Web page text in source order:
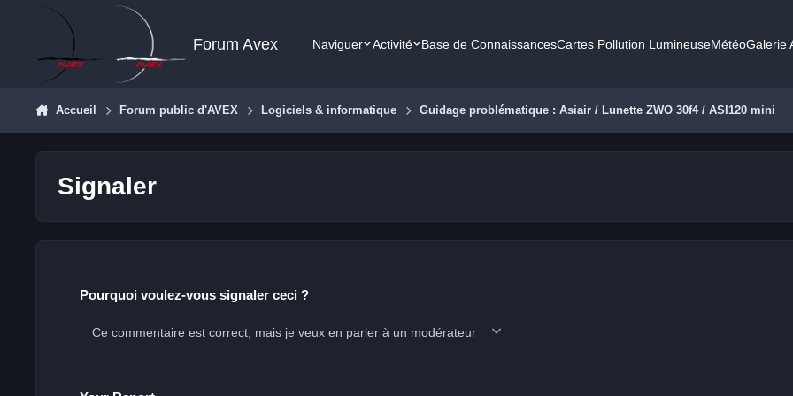
Aller au contenu
Forum Avex Naviguer Activité Base de ConnaissancesCartes Pollution LumineuseMétéoGalerie
Accueil Forum public d'AVEX Logiciels & informatique Guidage problématique : Asiair / Lunette ZWO 30f4 / ASI120 mini
Signaler
Pourquoi voulez-vous signaler ceci ?